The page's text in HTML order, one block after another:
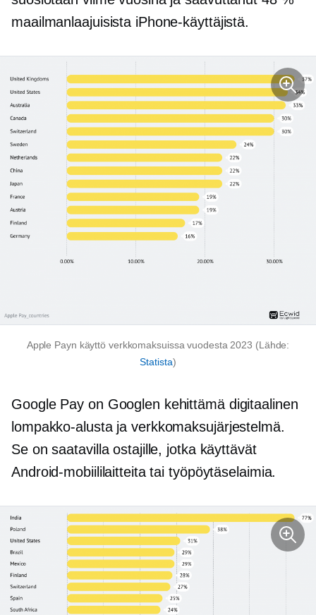
maailmanlaajuisista iPhone-käyttäjistä.
Apple Payn käyttö verkkomaksuissa vuodesta 2023 (Lähde:
Statista)
Google Pay on Googlen kehittämä digitaalinen
lompakko-alusta ja verkkomaksujärjestelmä.
Se on saatavilla ostajille, jotka käyttävät
Android-mobiililaitteita tai työpöytäselaimia.